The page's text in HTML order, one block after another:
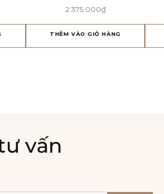
2.375.000₫
THÊM VÀO GIỎ HÀNG
vấn